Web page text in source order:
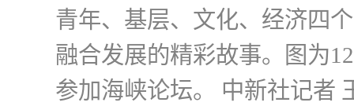
青年、基层、文化、经济四
融合发展的精彩故事。图为
参加海峡论坛。 中新社记者